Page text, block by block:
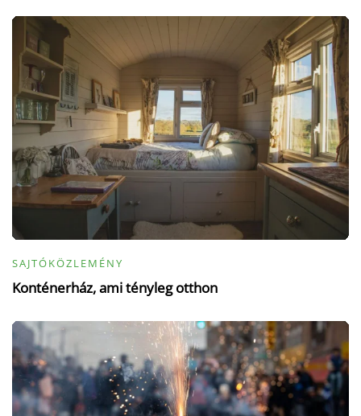
SAJTÓKÖZLEMÉNY
Konténerház, ami tényleg otthon